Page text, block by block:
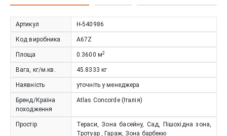
Артикул Н-540986
Код виробника A67Z
Площа 0.3600 м2
Вага, кг/м.кв. 45.8333 кг
Наявність уточніть у менеджера
Бренд/Країна
походження
Atlas Concorde (Італія)
Простір
Тераси, Зона басейну, Сад, Пішохідна зона,
Тротуар , Гараж, Зона барбекю